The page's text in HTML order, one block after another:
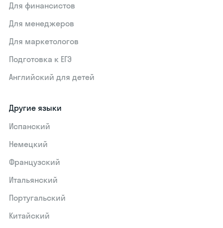
Для финансистов
Для менеджеров
Для маркетологов
Подготовка к ЕГЭ
Английский для детей
Другие языки
Испанский
Немецкий
Французский
Итальянский
Португальский
Китайский